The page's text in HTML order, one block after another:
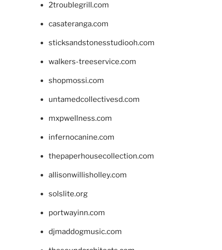
2troublegrill.com
casateranga.com
sticksandstonesstudiooh.com
walkers-treeservice.com
shopmossi.com
untamedcollectivesd.com
mxpwellness.com
infernocanine.com
thepaperhousecollection.com
allisonwillisholley.com
solslite.org
portwayinn.com
djmaddogmusic.com